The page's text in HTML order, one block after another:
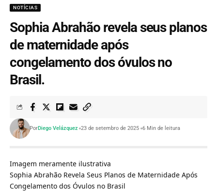
NOTÍCIAS
Sophia Abrahão revela seus planos
de maternidade após
congelamento dos óvulos no
Brasil.
PorDiego Velázquez 23 de setembro de 2025 6 Min de leitura
Imagem meramente ilustrativa
Sophia Abrahão Revela Seus Planos de Maternidade Após
Congelamento dos Óvulos no Brasil